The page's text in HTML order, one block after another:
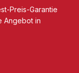
Preis-Garantie
Angebot in